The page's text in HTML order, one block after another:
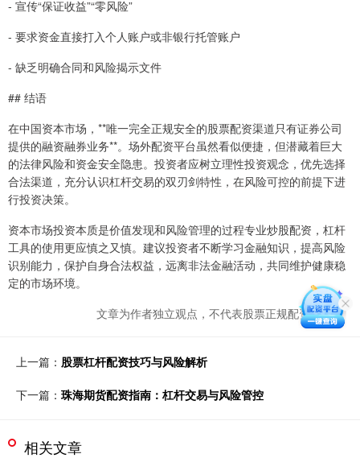
- 宣传“保证收益”“零风险”
- 要求资金直接打入个人账户或非银行托管账户
- 缺乏明确合同和风险揭示文件
## 结语
在中国资本市场，**唯一完全正规安全的股票配资渠道只有证券公司
提供的融资融券业务**。场外配资平台虽然看似便捷，但潜藏着巨大
的法律风险和资金安全隐患。投资者应树立理性投资观念，优先选择
合法渠道，充分认识杠杆交易的双刃剑特性，在风险可控的前提下进
行投资决策。
资本市场投资本质是价值发现和风险管理的过程专业炒股配资，杠杆
工具的使用更应慎之又慎。建议投资者不断学习金融知识，提高风险
识别能力，保护自身合法权益，远离非法金融活动，共同维护健康稳
定的市场环境。
文章为作者独立观点，不代表股票正规配资网观点
上一篇： 股票杠杆配资技巧与风险解析
下一篇： 珠海期货配资指南：杠杆交易与风险管控
相关文章